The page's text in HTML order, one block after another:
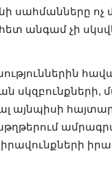
սահմանները ոչ
հետ անգամ չի
այնպիսի